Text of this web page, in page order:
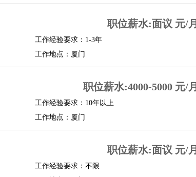
职位薪水:面议 元/月
工作经验要求：1-3年
工作地点：厦门
职位薪水:4000-5000 元/月
工作经验要求：10年以上
工作地点：厦门
职位薪水:面议 元/月
工作经验要求：不限